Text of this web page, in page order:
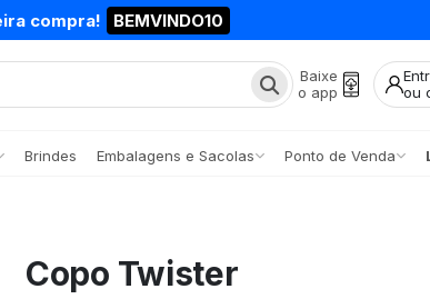
compra! BEMVINDO10
Baixe
o app
ou
Brindes Embalagens e Sacolas Ponto de Venda
Copo Twister